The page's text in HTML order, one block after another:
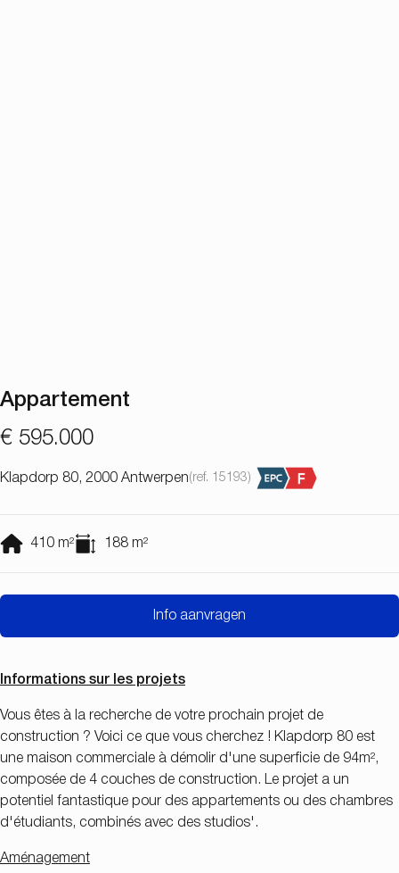
Appartement
€ 595.000
Klapdorp 80, 2000 Antwerpen(ref. 15193)
410 m² 188 m²
Info aanvragen
Informations sur les projets
Vous êtes à la recherche de votre prochain projet de
construction ? Voici ce que vous cherchez ! Klapdorp 80 est
une maison commerciale à démolir d'une superficie de 94m²,
composée de 4 couches de construction. Le projet a un
potentiel fantastique pour des appartements ou des chambres
d'étudiants, combinés avec des studios'.
Aménagement